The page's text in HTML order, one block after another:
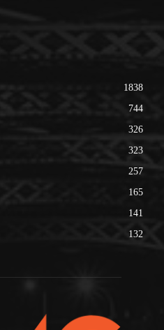
1838
744
326
323
257
165
141
132